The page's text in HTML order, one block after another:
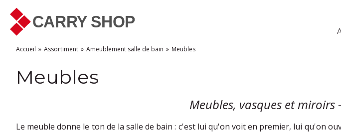
Accueil Assortiment Ameublement salle de bain Meubles
Meubles
Meubles, vasques et
Le meuble donne le ton de la salle de bain : c'est lui qu'on voit en premier, lui qu'on